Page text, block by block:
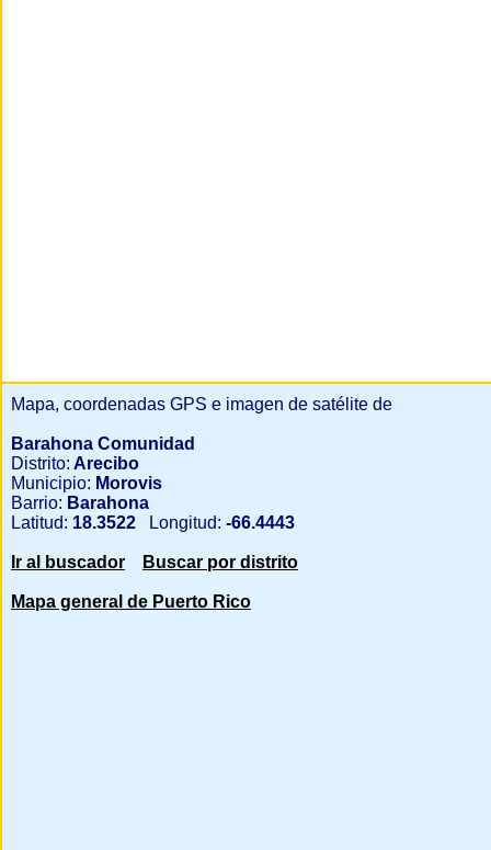
Mapa, coordenadas GPS e imagen de satélite de
Barahona Comunidad
Distrito: Arecibo
Municipio: Morovis
Barrio: Barahona
Latitud: 18.3522 Longitud: -66.4443
Ir al buscador Buscar por distrito
Mapa general de Puerto Rico